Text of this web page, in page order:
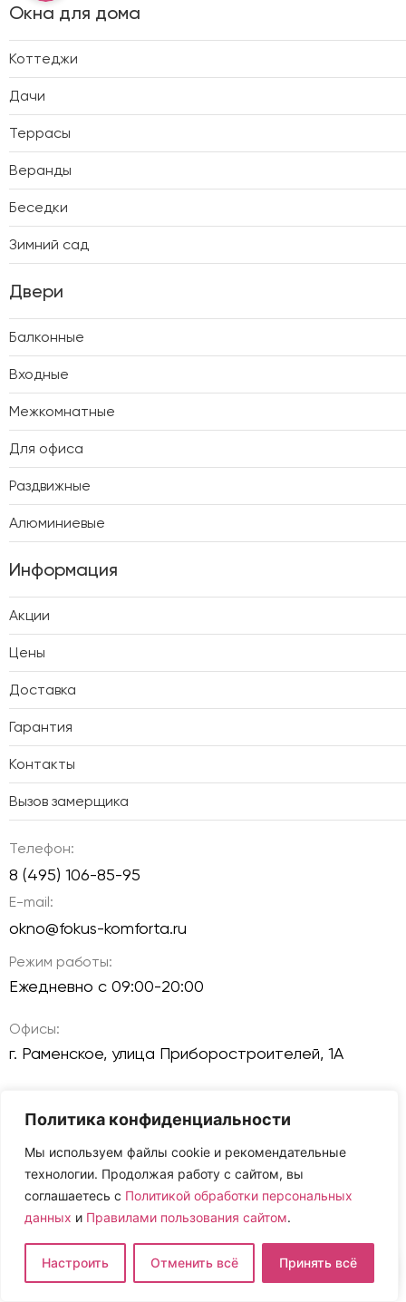
Политика конфиденциальности
Мы используем файлы cookie и рекомендательные
технологии. Продолжая работу с сайтом, вы
соглашаетесь с Политикой обработки персональных
данных и Правилами пользования сайтом.
Настроить Отменить всё Принять всё
Окна для дома
Коттеджи
Дачи
Террасы
Веранды
Беседки
Зимний сад
Двери
Балконные
Входные
Межкомнатные
Для офиса
Раздвижные
Алюминиевые
Информация
Акции
Цены
Доставка
Гарантия
Контакты
Вызов замерщика
Телефон:
8 (495) 106-85-95
E-mail:
okno@fokus-komforta.ru
Режим работы:
Ежедневно с 09:00-20:00
Офисы:
г. Раменское, улица Приборостроителей, 1А
Реквизиты компании ООО «Фокус Комфорта»:
ОГРН: 1257700060606
ИНН: 9725178037
Политика конфиденциальности